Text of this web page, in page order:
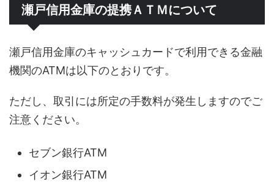
瀬戸信用金庫の提携ＡＴＭについて
瀬戸信用金庫のキャッシュカードで利用できる金融
機関のATMは以下のとおりです。
ただし、取引には所定の手数料が発生しますのでご
注意ください。
セブン銀行ATM
イオン銀行ATM